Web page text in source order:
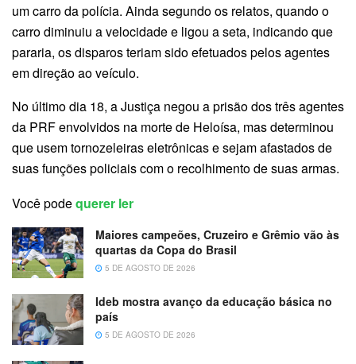
um carro da polícia. Ainda segundo os relatos, quando o
carro diminuiu a velocidade e ligou a seta, indicando que
pararia, os disparos teriam sido efetuados pelos agentes
em direção ao veículo.
No último dia 18, a Justiça negou a prisão dos três agentes
da PRF envolvidos na morte de Heloísa, mas determinou
que usem tornozeleiras eletrônicas e sejam afastados de
suas funções policiais com o recolhimento de suas armas.
Você podequerer ler
Maiores campeões, Cruzeiro e Grêmio vão às
quartas da Copa do Brasil
5 DE AGOSTO DE 2026
Ideb mostra avanço da educação básica no
país
5 DE AGOSTO DE 2026